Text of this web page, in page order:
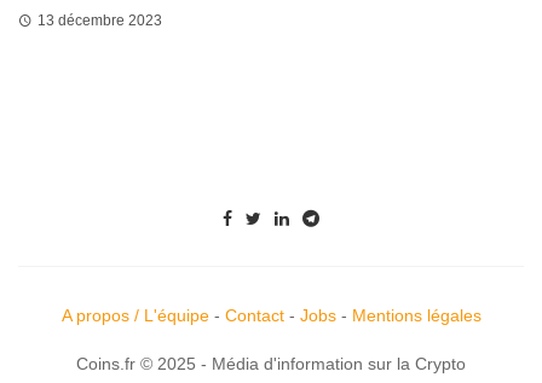
13 décembre 2023
A propos / L'équipe- Contact- Jobs- Mentions légales
Coins.fr © 2025 - Média d'information sur la Crypto